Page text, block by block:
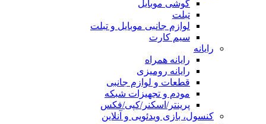
گوشی موبایل
تبلت
لوازم جانبی موبایل و تبلت
سیم کارت
رایانه
رایانه همراه
رایانه رومیزی
قطعات و لوازم جانبی
مودم و تجهیزات شبکه
پرینتر/اسکنر/کپی/فکس
کنسول، بازی‌ ویدئویی و آنلاین